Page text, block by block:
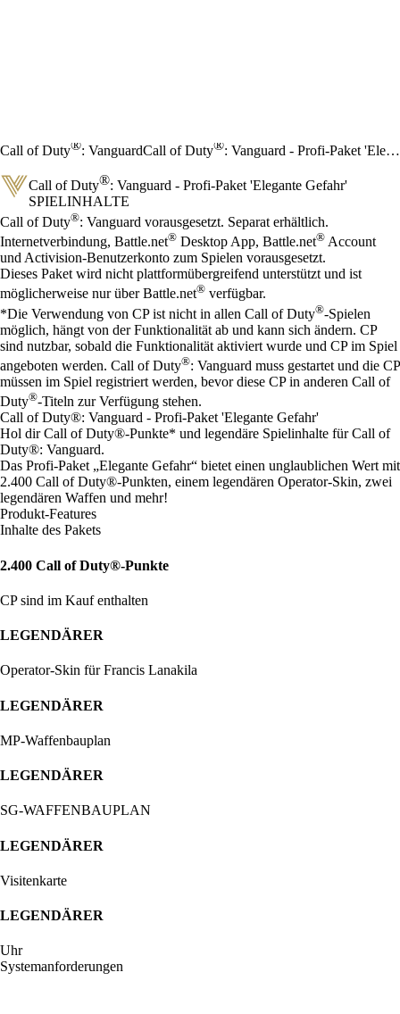
Call of Duty®: VanguardCall of Duty®: Vanguard - Profi-Paket 'Elegante Gefahr'
Call of Duty®: Vanguard - Profi-Paket 'Elegante Gefahr'
SPIELINHALTE
Preis
Available actions
Call of Duty®: Vanguard vorausgesetzt. Separat erhältlich.
Internetverbindung, Battle.net® Desktop App, Battle.net® Account
und Activision-Benutzerkonto zum Spielen vorausgesetzt.
Dieses Paket wird nicht plattformübergreifend unterstützt und ist
möglicherweise nur über Battle.net® verfügbar.
*Die Verwendung von CP ist nicht in allen Call of Duty®-Spielen
möglich, hängt von der Funktionalität ab und kann sich ändern. CP
sind nutzbar, sobald die Funktionalität aktiviert wurde und CP im Spiel
angeboten werden. Call of Duty®: Vanguard muss gestartet und die CP
müssen im Spiel registriert werden, bevor diese CP in anderen Call of
Duty®-Titeln zur Verfügung stehen.
Call of Duty®: Vanguard - Profi-Paket 'Elegante Gefahr'
Hol dir Call of Duty®-Punkte* und legendäre Spielinhalte für Call of
Duty®: Vanguard.
Das Profi-Paket „Elegante Gefahr“ bietet einen unglaublichen Wert mit
2.400 Call of Duty®-Punkten, einem legendären Operator-Skin, zwei
legendären Waffen und mehr!
Produkt-Features
Inhalte des Pakets
2.400 Call of Duty®-Punkte
CP sind im Kauf enthalten
LEGENDÄRER
Operator-Skin für Francis Lanakila
LEGENDÄRER
MP-Waffenbauplan
LEGENDÄRER
SG-WAFFENBAUPLAN
LEGENDÄRER
Visitenkarte
LEGENDÄRER
Uhr
Systemanforderungen